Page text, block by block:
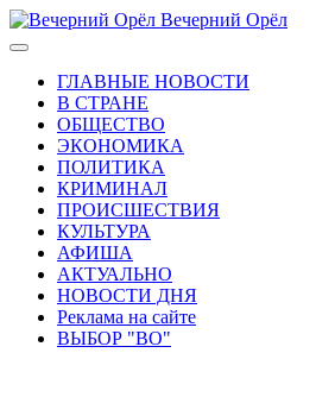
Вечерний Орёл
ГЛАВНЫЕ НОВОСТИ
В СТРАНЕ
ОБЩЕСТВО
ЭКОНОМИКА
ПОЛИТИКА
КРИМИНАЛ
ПРОИСШЕСТВИЯ
КУЛЬТУРА
АФИША
АКТУАЛЬНО
НОВОСТИ ДНЯ
Реклама на сайте
ВЫБОР "ВО"